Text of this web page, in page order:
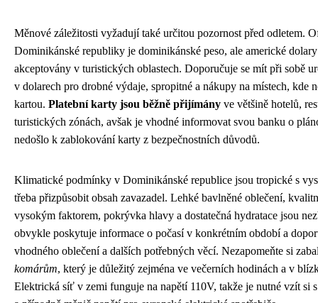
Měnové záležitosti vyžadují také určitou pozornost před odletem.
Dominikánské republiky je dominikánské peso, ale americké
akceptovány v turistických oblastech. Doporučuje se mít při sobě
v dolarech pro drobné výdaje, spropitné a nákupy na místech, kde
kartou. Platební karty jsou běžně přijímány ve většině hotelů,
turistických zónách, avšak je vhodné informovat svou banku o
nedošlo k zablokování karty z bezpečnostních důvodů.
Klimatické podmínky v Dominikánské republice jsou tropické s
třeba přizpůsobit obsah zavazadel. Lehké bavlněné oblečení,
vysokým faktorem, pokrývka hlavy a dostatečná hydratace jsou
obvykle poskytuje informace o počasí v konkrétním období a
vhodného oblečení a dalších potřebných věcí. Nezapomeňte si
komárům, který je důležitý zejména ve večerních hodinách a v
Elektrická síť v zemi funguje na napětí 110V, takže je nutné vzít si